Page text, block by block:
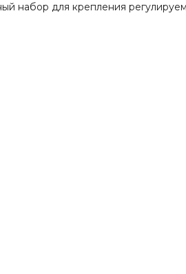
набор для крепления